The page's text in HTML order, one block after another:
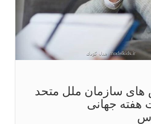
ملل متحد
جهانی